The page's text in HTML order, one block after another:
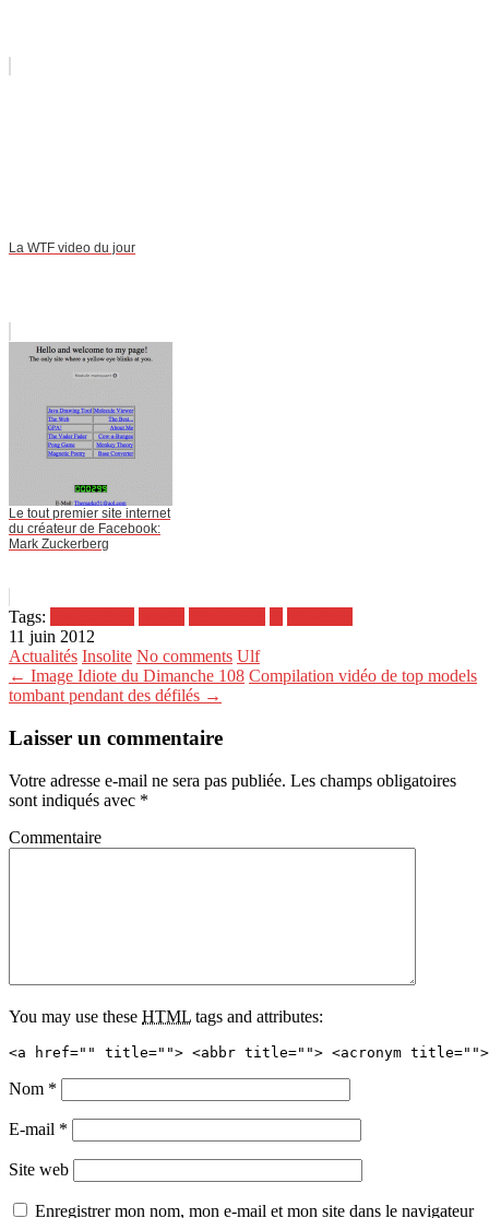
La WTF video du jour
Le tout premier site internet
du créateur de Facebook:
Mark Zuckerberg
Tags:
11 juin 2012
Actualités Insolite No comments Ulf
← Image Idiote du Dimanche 108 Compilation vidéo de top models
tombant pendant des défilés →
Laisser un commentaire
Votre adresse e-mail ne sera pas publiée. Les champs obligatoires
sont indiqués avec *
Commentaire
You may use these HTML tags and attributes:
<a href="" title=""> <abbr title=""> <acronym title="">
Nom *
E-mail *
Site web
Enregistrer mon nom, mon e-mail et mon site dans le navigateur